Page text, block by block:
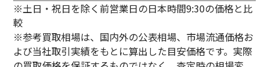
※土日・祝日を除く前営業日の日本時間9:30の価格と比
較
※参考買取相場は、国内外の公表相場、市場流通価格お
よび当社取引実績をもとに算出した目安価格です。実際